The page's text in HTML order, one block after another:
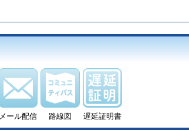
メール配信 路線図 遅延証明書